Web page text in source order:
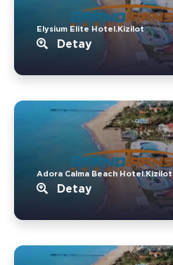
Elysium Elite Hotel.Kizilot
Detay
Adora Calma Beach Hotel.Kizilot
Detay